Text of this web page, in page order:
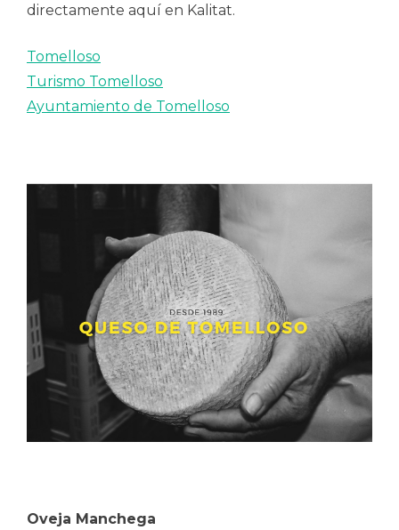
directamente aquí en Kalitat.
Tomelloso
Turismo Tomelloso
Ayuntamiento de Tomelloso
Oveja Manchega